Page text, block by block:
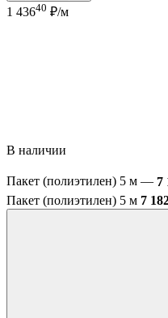
1 43640 ₽/м
В наличии
Пакет (полиэтилен) 5 м — 7
Пакет (полиэтилен) 5 м 7